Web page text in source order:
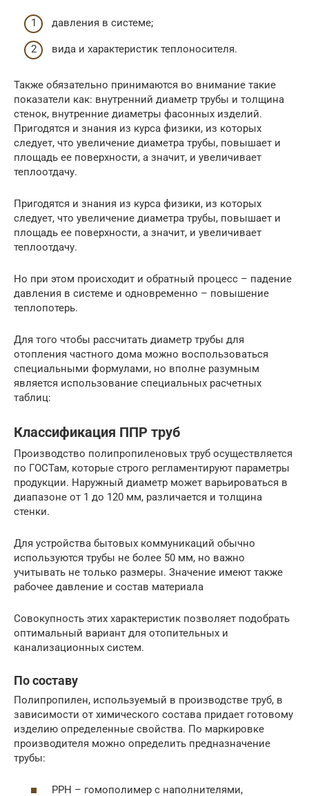
давления в системе;
вида и характеристик теплоносителя.
Также обязательно принимаются во внимание такие
показатели как: внутренний диаметр трубы и толщина
стенок, внутренние диаметры фасонных изделий.
Пригодятся и знания из курса физики, из которых
следует, что увеличение диаметра трубы, повышает и
площадь ее поверхности, а значит, и увеличивает
теплоотдачу.
Пригодятся и знания из курса физики, из которых
следует, что увеличение диаметра трубы, повышает и
площадь ее поверхности, а значит, и увеличивает
теплоотдачу.
Но при этом происходит и обратный процесс – падение
давления в системе и одновременно – повышение
теплопотерь.
Для того чтобы рассчитать диаметр трубы для
отопления частного дома можно воспользоваться
специальными формулами, но вполне разумным
является использование специальных расчетных
таблиц:
Классификация ППР труб
Производство полипропиленовых труб осуществляется
по ГОСТам, которые строго регламентируют параметры
продукции. Наружный диаметр может варьироваться в
диапазоне от 1 до 120 мм, различается и толщина
стенки.
Для устройства бытовых коммуникаций обычно
используются трубы не более 50 мм, но важно
учитывать не только размеры. Значение имеют также
рабочее давление и состав материала
Совокупность этих характеристик позволяет подобрать
оптимальный вариант для отопительных и
канализационных систем.
По составу
Полипропилен, используемый в производстве труб, в
зависимости от химического состава придает готовому
изделию определенные свойства. По маркировке
производителя можно определить предназначение
трубы:
PPH – гомополимер с наполнителями,